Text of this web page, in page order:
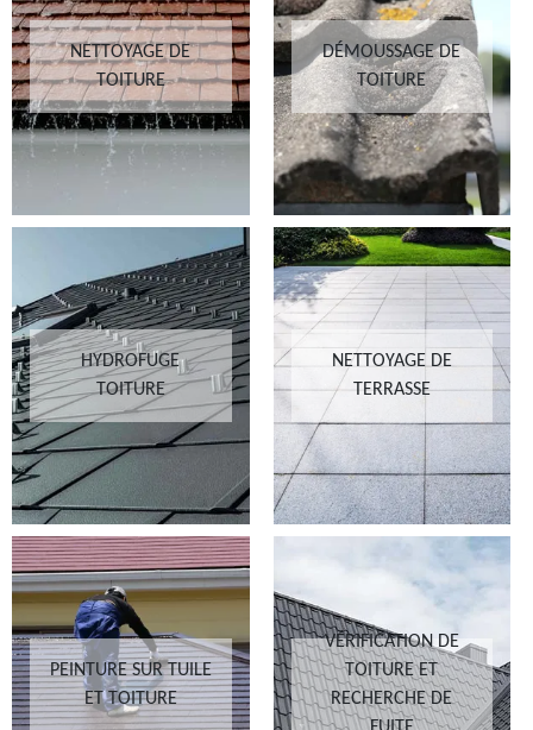
NETTOYAGE DE
TOITURE
DÉMOUSSAGE DE
TOITURE
HYDROFUGE
TOITURE
NETTOYAGE DE
TERRASSE
PEINTURE SUR TUILE
ET TOITURE
VÉRIFICATION DE
TOITURE ET
RECHERCHE DE